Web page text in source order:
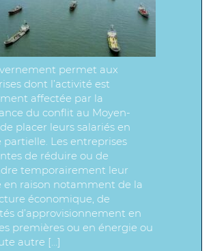
permet aux
dont l’activité est
affectée par la
du conflit au Moyen-
placer leurs salariés en
partielle. Les entreprises
de réduire ou de
temporairement leur
en raison notamment de la
économique, de
d’approvisionnement en
premières ou en énergie ou
autre […]